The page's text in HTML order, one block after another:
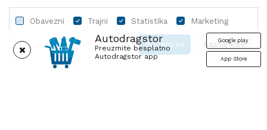
Autodragstor
Preuzmite besplatno
Autodragstor app
Google play
App Store
Autodelovi Ulje i tečnosti
Obavezni Trajni Statistika Marketing
Saznaj više
Slažem se